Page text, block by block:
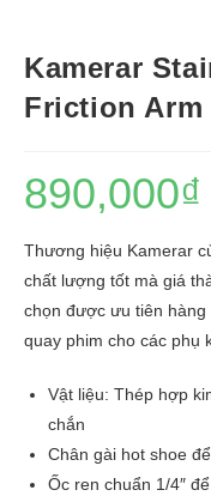
Kamerar
Friction Arm
890,000₫
Thương hiệu Kamerar
chất lượng tốt mà giá
chọn được ưu tiên hàng
quay phim cho các phụ
Vật liệu: Thép hợp
chắn
Chân gài hot shoe
Ốc ren chuẩn 1/4″